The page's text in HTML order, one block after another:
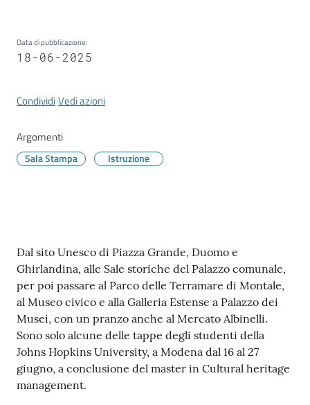
Seguici
su
Data di pubblicazione:
18-06-2025
CondividiVedi azioni
Argomenti
Sala Stampa Istruzione
Contenuto
Dal sito Unesco di Piazza Grande, Duomo e
Ghirlandina, alle Sale storiche del Palazzo comunale,
per poi passare al Parco delle Terramare di Montale,
al Museo civico e alla Galleria Estense a Palazzo dei
Musei, con un pranzo anche al Mercato Albinelli.
Sono solo alcune delle tappe degli studenti della
Johns Hopkins University, a Modena dal 16 al 27
giugno, a conclusione del master in Cultural heritage
management.